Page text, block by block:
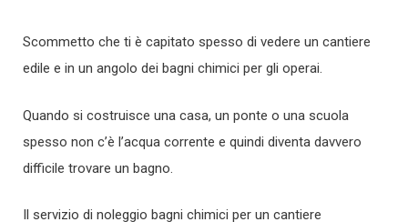
Scommetto che ti è capitato spesso di vedere un cantiere
edile e in un angolo dei bagni chimici per gli operai.
Quando si costruisce una casa, un ponte o una scuola
spesso non c’è l’acqua corrente e quindi diventa davvero
difficile trovare un bagno.
Il servizio di noleggio bagni chimici per un cantiere